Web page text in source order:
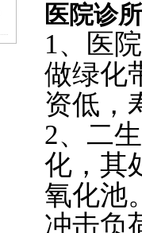
医院诊
1、医
做绿化
资低，
2、二
化，其
氧化池
冲击负